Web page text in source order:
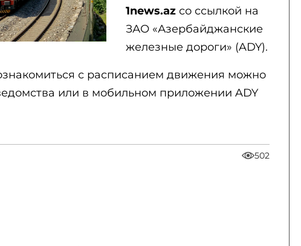
1news.azсо ссылкой на
ЗАО «Азербайджанские
железные дороги» (ADY).
с расписанием движения можно
или в мобильном приложении ADY
502